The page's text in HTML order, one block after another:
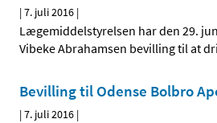
|7. juli 2016 |
Lægemiddelstyrelsen har den 29.
Vibeke Abrahamsen bevilling til at
Bevilling til Odense Bolbro
|7. juli 2016 |